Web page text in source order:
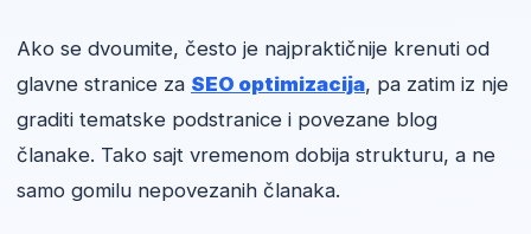
Ako se dvoumite, često je najpraktičnije krenuti od
glavne stranice za SEO optimizacija, pa zatim iz nje
graditi tematske podstranice i povezane blog
članake. Tako sajt vremenom dobija strukturu, a ne
samo gomilu nepovezanih članaka.